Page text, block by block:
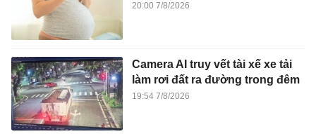
20:00 7/8/2026
Camera AI truy vết tài xế xe tải
làm rơi đất ra đường trong đêm
19:54 7/8/2026